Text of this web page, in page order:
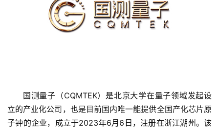
首
页
国测量子（CQMTEK）是北京大学在量子领域发起设
立的产业化公司，也是目前国内唯一能提供全国产化芯片原
子钟的企业，成立于2023年6月6日，注册在浙江湖州。该